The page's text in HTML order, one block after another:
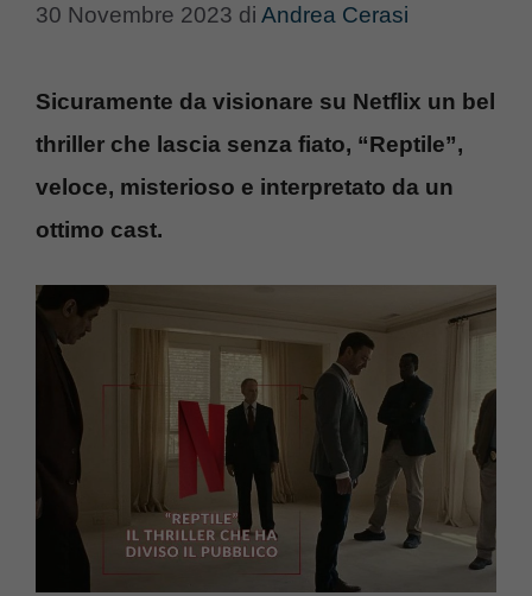
30 Novembre 2023 di Andrea Cerasi
Sicuramente da visionare su Netflix un bel
thriller che lascia senza fiato, “Reptile”,
veloce, misterioso e interpretato da un
ottimo cast.